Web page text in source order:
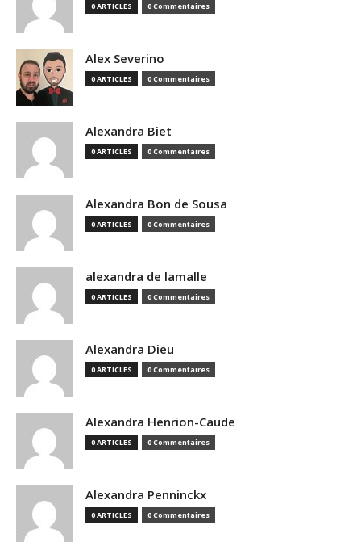
0 ARTICLES 0 Commentaires
Alex Severino
0 ARTICLES 0 Commentaires
Alexandra Biet
0 ARTICLES 0 Commentaires
Alexandra Bon de Sousa
0 ARTICLES 0 Commentaires
alexandra de lamalle
0 ARTICLES 0 Commentaires
Alexandra Dieu
0 ARTICLES 0 Commentaires
Alexandra Henrion-Caude
0 ARTICLES 0 Commentaires
Alexandra Penninckx
0 ARTICLES 0 Commentaires